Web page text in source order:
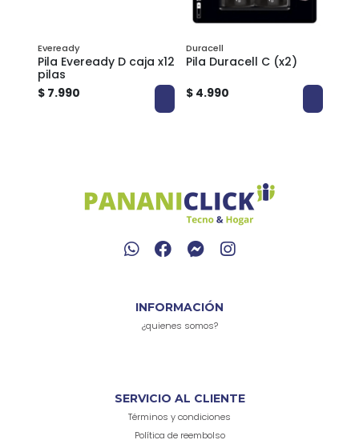
Eveready
Pila Eveready D caja x12
pilas
$ 7.990
Duracell
Pila Duracell C (x2)
$ 4.990
INFORMACIÓN
¿quienes somos?
SERVICIO AL CLIENTE
Términos y condiciones
Política de reembolso